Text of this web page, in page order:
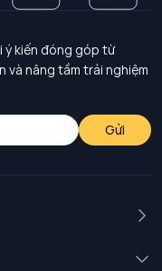
ý kiến đóng góp từ
và nâng tầm trải nghiệm
Gửi